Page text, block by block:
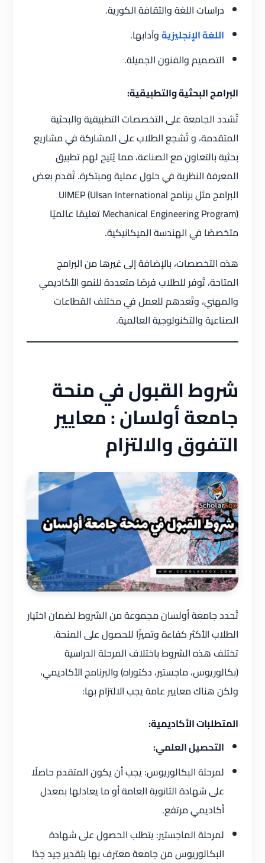
دراسات اللغة والثقافة الكورية.
اللغة الإنجليزيةوآدابها.
التصميم والفنون الجميلة.
البرامج البحثية والتطبيقية:
تُشدد الجامعة على التخصصات التطبيقية والبحثية
المتقدمة، و تُشجع الطلاب على المشاركة في مشاريع
بحثية بالتعاون مع الصناعة، مما يُتيح لهم تطبيق
المعرفة النظرية في حلول عملية ومبتكرة. تُقدم بعض
البرامج مثل برنامج UIMEP (Ulsan International
Mechanical Engineering Program) تعليمًا عالميًا
متخصصًا في الهندسة الميكانيكية.
هذه التخصصات، بالإضافة إلى غيرها من البرامج
المتاحة، تُوفر للطلاب فرصًا متعددة للنمو الأكاديمي
والمهني، وتُعدهم للعمل في مختلف القطاعات
الصناعية والتكنولوجية العالمية.
شروط القبول في منحة
جامعة أولسان : معايير
التفوق والالتزام
تُحدد جامعة أولسان مجموعة من الشروط لضمان اختيار
الطلاب الأكثر كفاءة وتميزًا للحصول على المنحة.
تختلف هذه الشروط باختلاف المرحلة الدراسية
(بكالوريوس، ماجستير، دكتوراه) والبرنامج الأكاديمي،
ولكن هناك معايير عامة يجب الالتزام بها:
المتطلبات الأكاديمية:
التحصيل العلمي:
لمرحلة البكالوريوس: يجب أن يكون المتقدم حاصلًا
على شهادة الثانوية العامة أو ما يعادلها بمعدل
أكاديمي مرتفع.
لمرحلة الماجستير: يتطلب الحصول على شهادة
البكالوريوس من جامعة معترف بها بتقدير جيد جدًا